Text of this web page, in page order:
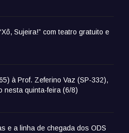
Sujeira!” com teatro gratuito e
à Prof. Zeferino Vaz (SP-332),
nesta quinta-feira (6/8)
e a linha de chegada dos ODS